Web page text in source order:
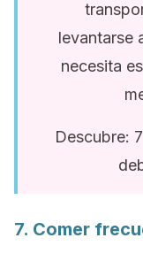
levantarse
necesita
Descubre:
7. Comer